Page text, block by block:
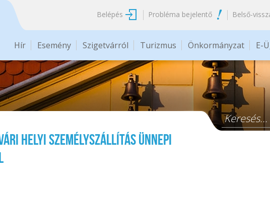
Belépés Probléma bejelentő Belső-
Hír Esemény Szigetvárról Turizmus Önkormányzat E-
Keresés
helyi személyszállítás ünnepi